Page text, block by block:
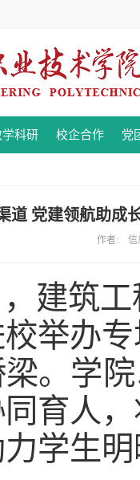
学科研 校企合作 党
道 党建领航助
作者: 信
，建筑
举办
。学
育人
学生